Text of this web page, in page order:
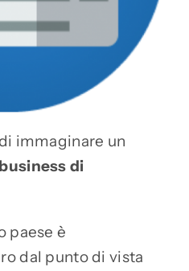
immaginare un
business di
paese è
dal punto di vista